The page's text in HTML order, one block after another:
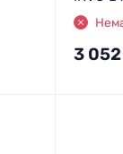
3 052